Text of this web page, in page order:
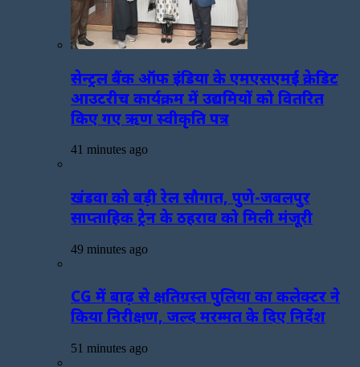
सेन्ट्रल बैंक ऑफ इंडिया के एमएसएमई क्रेडिट
आउटरीच कार्यक्रम में उद्यमियों को वितरित
किए गए ऋण स्वीकृति पत्र
41 minutes ago
खंडवा को बड़ी रेल सौगात, पुणे-जबलपुर
साप्ताहिक ट्रेन के ठहराव को मिली मंजूरी
49 minutes ago
CG में बाढ़ से क्षतिग्रस्त पुलिया का कलेक्टर ने
किया निरीक्षण, जल्द मरम्मत के दिए निर्देश
51 minutes ago